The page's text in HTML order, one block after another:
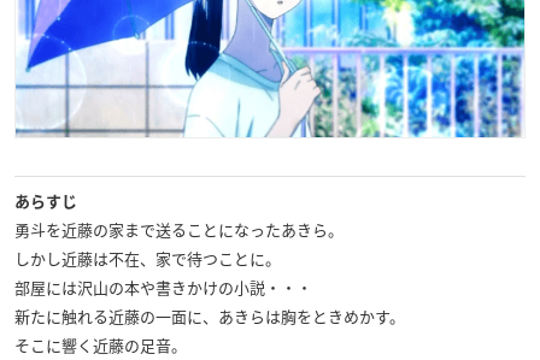
あらすじ
勇斗を近藤の家まで送ることになったあきら。
しかし近藤は不在、家で待つことに。
部屋には沢山の本や書きかけの小説・・・
新たに触れる近藤の一面に、あきらは胸をときめかす。
そこに響く近藤の足音。